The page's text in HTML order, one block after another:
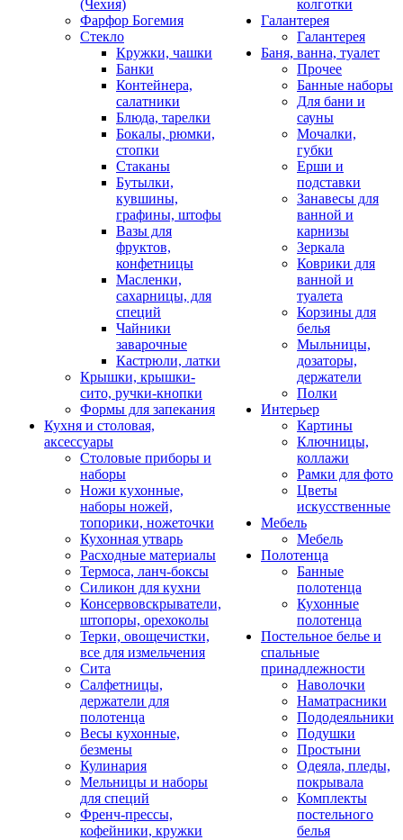
(Чехия)
Фарфор Богемия
Стекло
Кружки, чашки
Банки
Контейнера,
салатники
Блюда, тарелки
Бокалы, рюмки,
стопки
Стаканы
Бутылки,
кувшины,
графины, штофы
Вазы для
фруктов,
конфетницы
Масленки,
сахарницы, для
специй
Чайники
заварочные
Кастрюли, латки
Крышки, крышки-
сито, ручки-кнопки
Формы для запекания
Кухня и столовая,
аксессуары
Столовые приборы и
наборы
Ножи кухонные,
наборы ножей,
топорики, ножеточки
Кухонная утварь
Расходные материалы
Термоса, ланч-боксы
Силикон для кухни
Консервовскрыватели,
штопоры, орехоколы
Терки, овощечистки,
все для измельчения
Сита
Салфетницы,
держатели для
полотенца
Весы кухонные,
безмены
Кулинария
Мельницы и наборы
для специй
Френч-прессы,
кофейники, кружки
колготки
Галантерея
Галантерея
Баня, ванна, туалет
Прочее
Банные наборы
Для бани и
сауны
Мочалки,
губки
Ерши и
подставки
Занавесы для
ванной и
карнизы
Зеркала
Коврики для
ванной и
туалета
Корзины для
белья
Мыльницы,
дозаторы,
держатели
Полки
Интерьер
Картины
Ключницы,
коллажи
Рамки для фото
Цветы
искусственные
Мебель
Мебель
Полотенца
Банные
полотенца
Кухонные
полотенца
Постельное белье и
спальные
принадлежности
Наволочки
Наматрасники
Пододеяльники
Подушки
Простыни
Одеяла, пледы,
покрывала
Комплекты
постельного
белья